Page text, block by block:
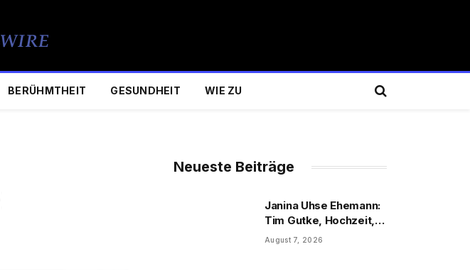
BERÜHMTHEIT GESUNDHEIT WIE ZU
Neueste Beiträge
Janina Uhse Ehemann:
Tim Gutke, Hochzeit,
Sohn und Familie
August 7, 2026